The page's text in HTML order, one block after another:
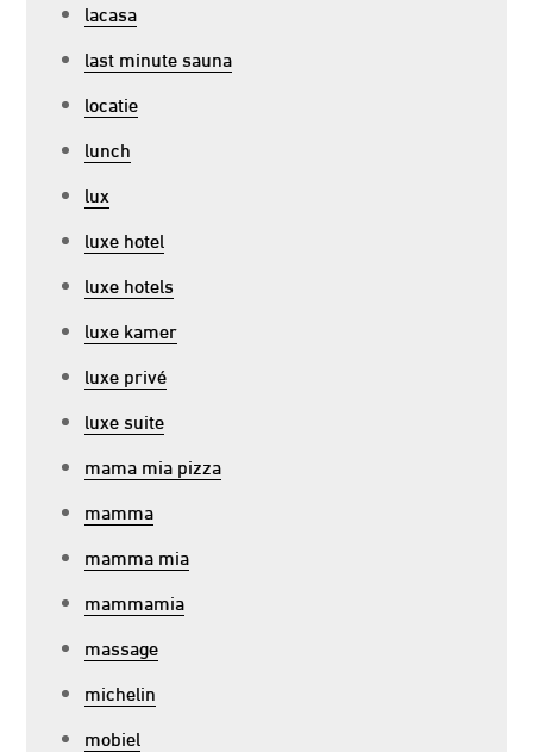
lacasa
last minute sauna
locatie
lunch
lux
luxe hotel
luxe hotels
luxe kamer
luxe privé
luxe suite
mama mia pizza
mamma
mamma mia
mammamia
massage
michelin
mobiel